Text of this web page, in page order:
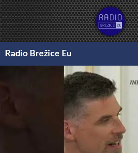
Preskoči
na
vsebino
Radio Brežice Eu